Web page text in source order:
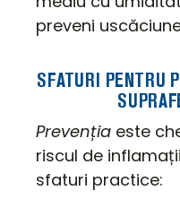
preveni
SFATURI PENTRU
Prevenția este
riscul de
sfaturi practice: